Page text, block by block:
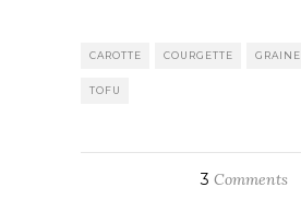
CAROTTE COURGETTE GRAINE
TOFU
3 Comments